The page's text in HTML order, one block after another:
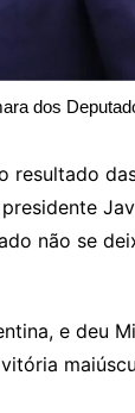
dos
resultado
não se
e deu